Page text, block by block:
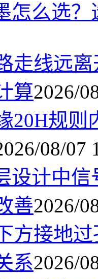
怎么选
走线远
算2026/
20H规
08/07
设计中
善2026/
方接地
系2026/